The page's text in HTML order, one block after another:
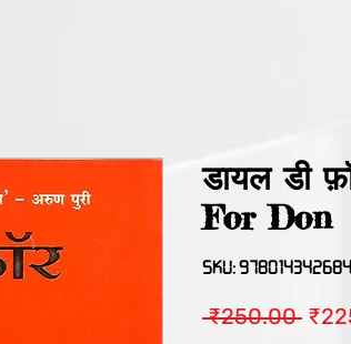
डायल डी
For Don
SKU:
₹250.00